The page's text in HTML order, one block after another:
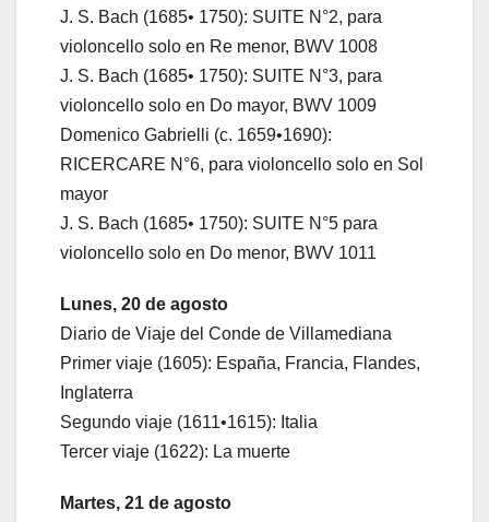
J. S. Bach (1685• 1750): SUITE N°2, para
violoncello solo en Re menor, BWV 1008
J. S. Bach (1685• 1750): SUITE N°3, para
violoncello solo en Do mayor, BWV 1009
Domenico Gabrielli (c. 1659•1690):
RICERCARE N°6, para violoncello solo en Sol
mayor
J. S. Bach (1685• 1750): SUITE N°5 para
violoncello solo en Do menor, BWV 1011
Lunes, 20 de agosto
Diario de Viaje del Conde de Villamediana
Primer viaje (1605): España, Francia, Flandes,
Inglaterra
Segundo viaje (1611•1615): Italia
Tercer viaje (1622): La muerte
Martes, 21 de agosto